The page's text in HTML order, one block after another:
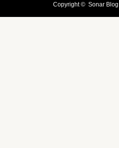
Copyright © Sonar Blog